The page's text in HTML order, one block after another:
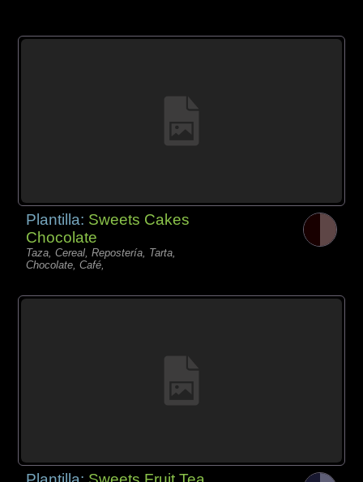
Plantilla: Sweets Cakes
Chocolate
Taza, Cereal, Repostería, Tarta,
Chocolate, Café,